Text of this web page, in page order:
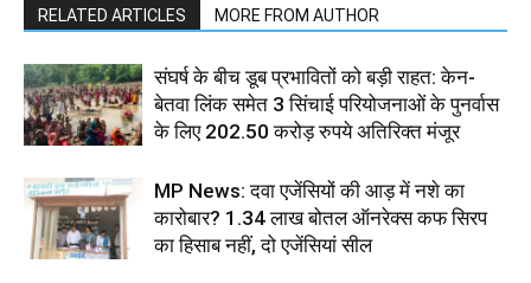
RELATED ARTICLES MORE FROM AUTHOR
संघर्ष के बीच डूब प्रभावितों को बड़ी राहत: केन-
बेतवा लिंक समेत 3 सिंचाई परियोजनाओं के पुनर्वास
के लिए 202.50 करोड़ रुपये अतिरिक्त मंजूर
MP News: दवा एजेंसियों की आड़ में नशे का
कारोबार? 1.34 लाख बोतल ऑनरेक्स कफ सिरप
का हिसाब नहीं, दो एजेंसियां सील